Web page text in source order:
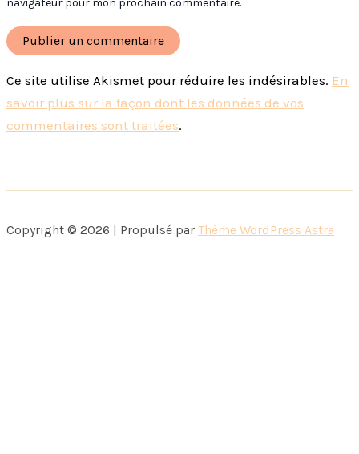
navigateur pour mon prochain commentaire.
Ce site utilise Akismet pour réduire les indésirables. En
savoir plus sur la façon dont les données de vos
commentaires sont traitées.
Copyright © 2026 | Propulsé par Thème WordPress Astra